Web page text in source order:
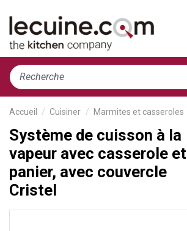
Accueil Cuisiner Marmites et casseroles
Système de cuisson à la
vapeur avec casserole et
panier, avec couvercle
Cristel